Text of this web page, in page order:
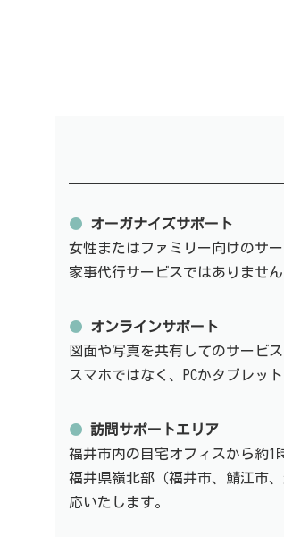
●
オーガナイズサポート
女性またはファミリー向けのサー
家事代行サービスではありませ
●
オンラインサポート
図面や写真を共有してのサービ
スマホではなく、PCかタブレッ
● 訪問サポートエリア
福井市内の自宅オフィスから約1
福井県嶺北部（福井市、鯖江市
応いたします。